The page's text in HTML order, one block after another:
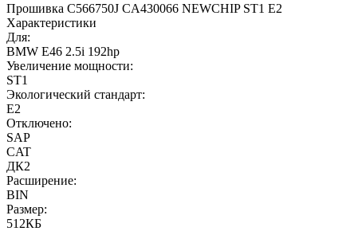
Прошивка C566750J CA430066 NEWCHIP ST1 E2
Характеристики
Для:
BMW E46 2.5i 192hp
Увеличение мощности:
ST1
Экологический стандарт:
E2
Отключено:
SAP
CAT
ДК2
Расширение:
BIN
Размер:
512КБ